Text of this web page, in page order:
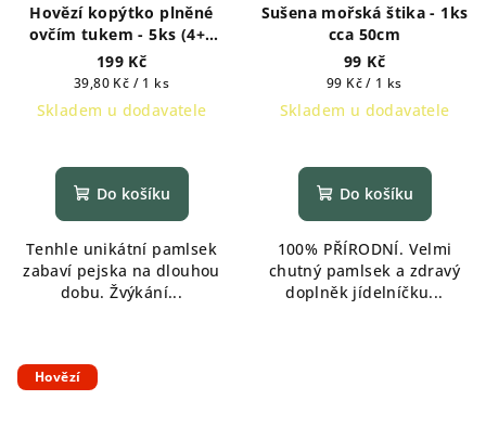
Hovězí kopýtko plněné
ovčím tukem - 5ks (4+1
zdarma)
199 Kč
Měrná
cena:
39,80 Kč / 1 ks
Skladem u dodavatele
Do košíku
Tenhle unikátní pamlsek
zabaví pejska na dlouhou
dobu. Žvýkání...
Sušena mořská štika - 1ks
cca 50cm
99 Kč
Měrná
cena:
99 Kč / 1 ks
Skladem u dodavatele
Do košíku
100% PŘÍRODNÍ. Velmi
chutný pamlsek a zdravý
doplněk jídelníčku...
Hovězí